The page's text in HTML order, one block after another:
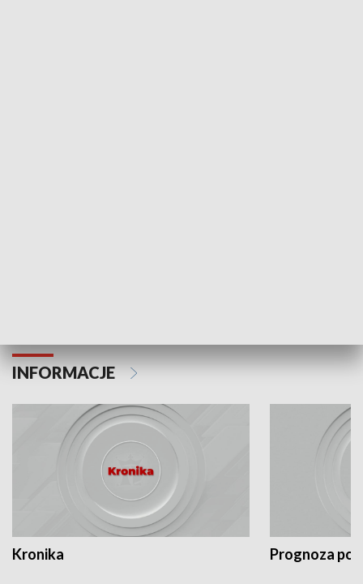
INFORMACJE
Kronika Prognoza